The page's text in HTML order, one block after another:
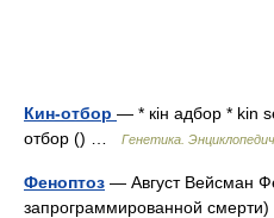
Кин-отбор — * кін адбор * kin
отбор () …
Генетика.
Феноптоз — Август Вейсман
запрограммированной смерти)